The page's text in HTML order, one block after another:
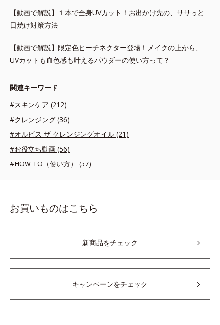
【動画で解説】１本で全身UVカット！お出かけ先の、ササっと
日焼け対策方法
【動画で解説】限定色ピーチネクター登場！メイクの上から、
UVカットも血色感も叶えるパウダーの使い方って？
関連キーワード
#スキンケア (212)
#クレンジング (36)
#オルビス ザ クレンジングオイル (21)
#お役立ち動画 (56)
#HOW TO（使い方） (57)
お買いものはこちら
新商品をチェック
キャンペーンをチェック